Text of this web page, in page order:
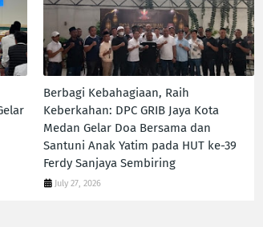
Berbagi Kebahagiaan, Raih
Keberkahan: DPC GRIB Jaya Kota
Medan Gelar Doa Bersama dan
Santuni Anak Yatim pada HUT ke-39
Ferdy Sanjaya Sembiring
July 27, 2026